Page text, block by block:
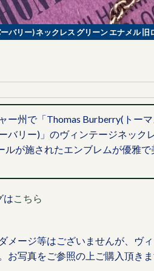
バリー) ネックレス グリーン エナメル 旧
ー州で「Thomas Burberry(トー
バリー)」のヴィンテージネック
ルが施されたエンブレムが優雅
はこちら
メージ等はございませんが、ヴ
お写真をご参照の上ご購入頂き